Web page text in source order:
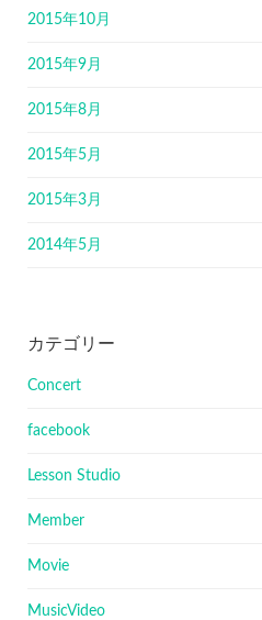
2015年10月
2015年9月
2015年8月
2015年5月
2015年3月
2014年5月
カテゴリー
Concert
facebook
Lesson Studio
Member
Movie
MusicVideo